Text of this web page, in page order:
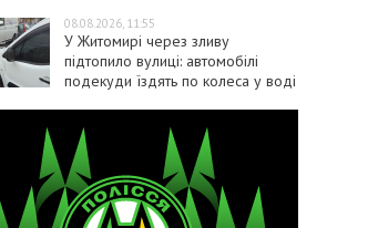
08.08.2026, 11:55
У Житомирі через зливу
підтопило вулиці: автомобілі
подекуди їздять по колеса у воді